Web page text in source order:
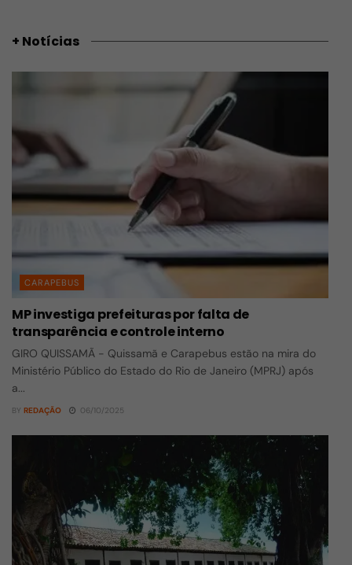
+ Notícias
CARAPEBUS
MP investiga prefeituras por falta de
transparência e controle interno
GIRO QUISSAMÃ - Quissamã e Carapebus estão na mira do
Ministério Público do Estado do Rio de Janeiro (MPRJ) após
a...
BY REDAÇÃO 06/10/2025